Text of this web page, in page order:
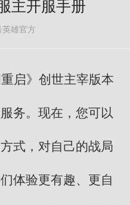
主开服手册
雄官方
启》创世主宰版本
务。现在，您可以
式，对自己的战局
体验更有趣、更自